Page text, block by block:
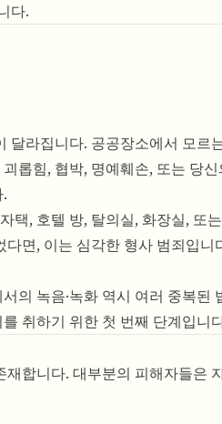
다.
라집니다. 공공장소에서 모르
롭힘, 협박, 명예훼손, 또는 당
택, 호텔 방, 탈의실, 화장실, 또
다면, 이는 심각한 형사 범죄입
의 녹음·녹화 역시 여러 중복된
취하기 위한 첫 번째 단계입니
합니다. 대부분의 피해자들은